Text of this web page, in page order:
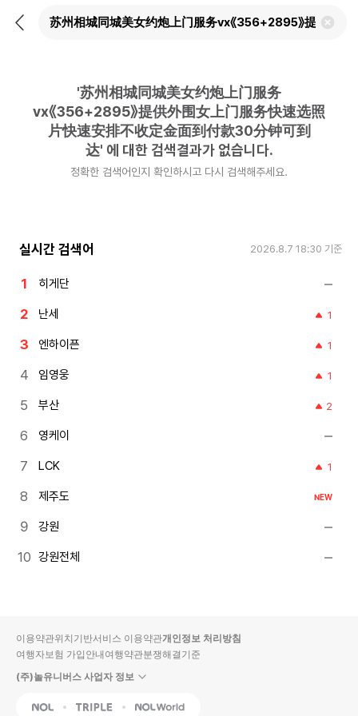
뒤
검
'苏州相城同城美女约炮上门服务
vx《356+2895》提供外围女上门服务快速选照
片快速安排不收定金面到付款30分钟可到
达' 에 대한 검색결과가 없습니다.
정확한 검색어인지 확인하시고 다시 검색해주세요.
실시간 검색어 2026.8.7 18:30 기준
히게단
난세 1
엔하이픈 1
임영웅 1
부산 2
영케이
LCK 1
제주도 NEW
강원
강원전체
이용약관위치기반서비스 이용약관개인정보 처리방침
여행자보험 가입안내여행약관분쟁해결기준
(주)놀유니버스 사업자 정보
NOL Triple Interpark Global